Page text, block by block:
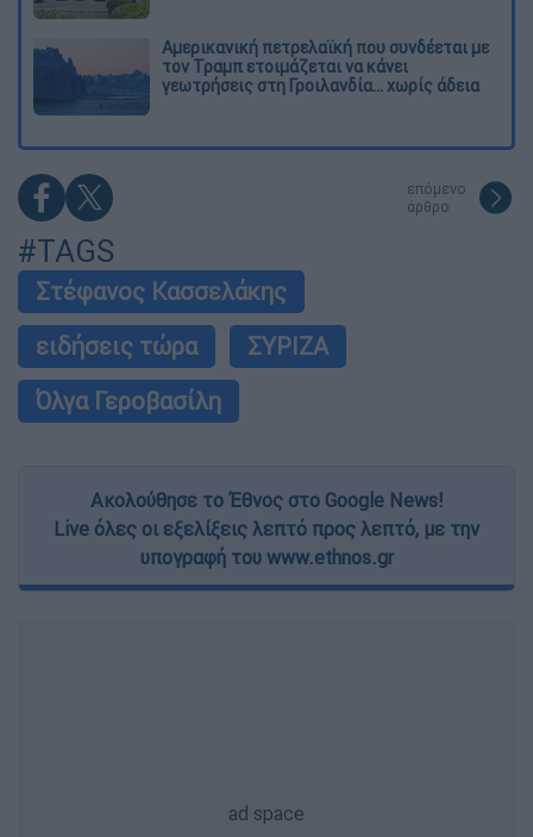
Αμερικανική πετρελαϊκή που συνδέεται με
τον Τραμπ ετοιμάζεται να κάνει
γεωτρήσεις στη Γροιλανδία... χωρίς άδεια
επόμενο
άρθρο
#TAGS
Στέφανος Κασσελάκης
ειδήσεις τώρα
ΣΥΡΙΖΑ
Όλγα Γεροβασίλη
Ακολούθησε το Έθνος στο Google News!
Live όλες οι εξελίξεις λεπτό προς λεπτό, με την
υπογραφή του www.ethnos.gr